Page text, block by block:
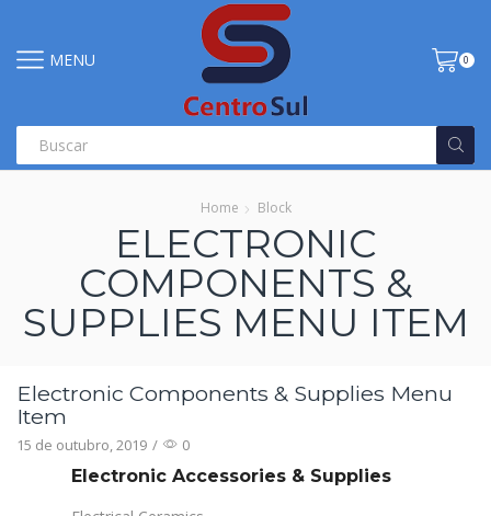
MENU 0
Home Block
ELECTRONIC
COMPONENTS &
SUPPLIES MENU ITEM
Electronic Components & Supplies Menu
Item
15 de outubro, 2019 / 0
Electronic Accessories & Supplies